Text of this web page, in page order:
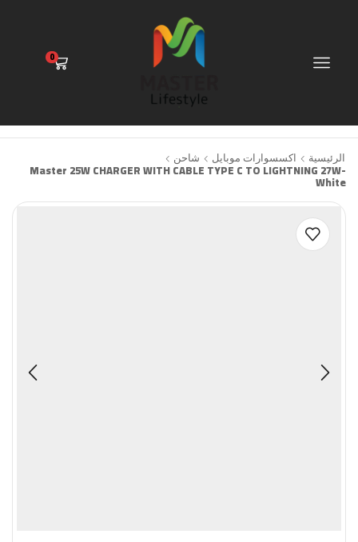
0
الرئيسية اكسسوارات موبايل شاحن
Master 25W CHARGER WITH CABLE TYPE C TO LIGHTNING 27W-
White